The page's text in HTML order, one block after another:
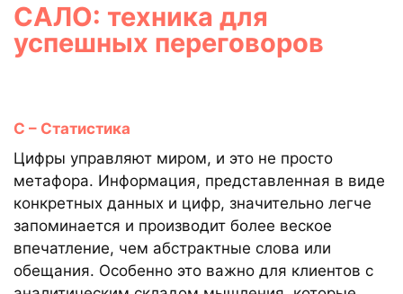
САЛО: техника для
успешных переговоров
С – Статистика
Цифры управляют миром, и это не просто
метафора. Информация, представленная в виде
конкретных данных и цифр, значительно легче
запоминается и производит более веское
впечатление, чем абстрактные слова или
обещания. Особенно это важно для клиентов с